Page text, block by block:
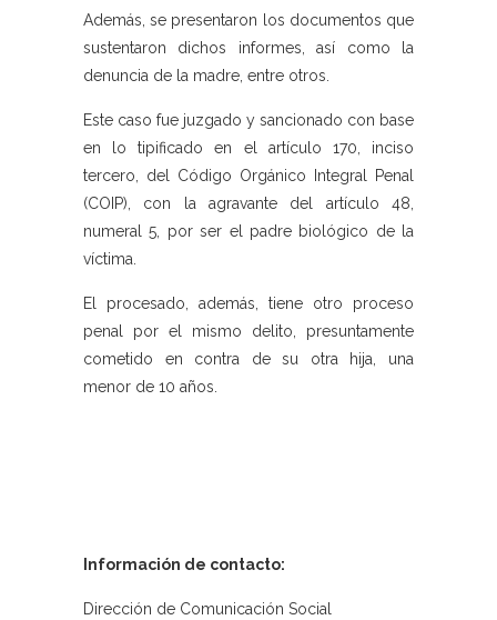
Además, se presentaron los documentos que
sustentaron dichos informes, así como la
denuncia de la madre, entre otros.
Este caso fue juzgado y sancionado con base
en lo tipificado en el artículo 170, inciso
tercero, del Código Orgánico Integral Penal
(COIP), con la agravante del artículo 48,
numeral 5, por ser el padre biológico de la
víctima.
El procesado, además, tiene otro proceso
penal por el mismo delito, presuntamente
cometido en contra de su otra hija, una
menor de 10 años.
Información de contacto:
Dirección de Comunicación Social